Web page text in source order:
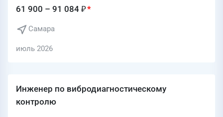
61 900 – 91 084 ₽
Самара
июль 2026
Инженер по вибродиагностическому
контролю